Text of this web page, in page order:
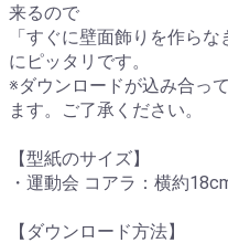
来るので
「すぐに壁面飾りを作ら
にピッタリです。
※ダウンロードが込み合っ
ます。ご了承ください。
【型紙のサイズ】
・運動会 コアラ：横約
【ダウンロード方法】